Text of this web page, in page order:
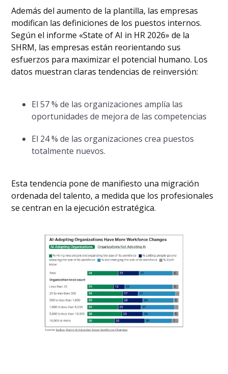
Además del aumento de la plantilla, las empresas
modifican las definiciones de los puestos internos.
Según el informe «State of AI in HR 2026» de la
SHRM, las empresas están reorientando sus
esfuerzos para maximizar el potencial humano. Los
datos muestran claras tendencias de reinversión:
El 57 % de las organizaciones amplía las
oportunidades de mejora de las competencias
El 24 % de las organizaciones crea puestos
totalmente nuevos.
Esta tendencia pone de manifiesto una migración
ordenada del talento, a medida que los profesionales
se centran en la ejecución estratégica.